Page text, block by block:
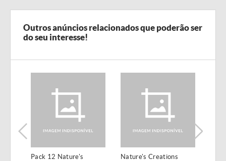
Outros anúncios relacionados que poderão ser
do seu interesse!
Pack 12 Nature's
Nature's Creations